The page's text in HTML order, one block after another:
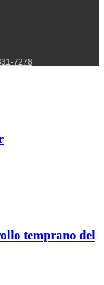
7278
temprano del